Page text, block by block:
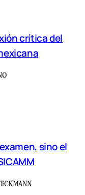
crítica del
sino el